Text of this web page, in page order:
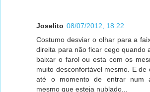
Joselito 08/07/2012, 18:22
Costumo desviar o olhar para a
direita para não ficar cego quando
baixar o farol ou esta com os
muito desconfortável mesmo. E de
até o momento de entrar num
mesmo que esteja nublado...